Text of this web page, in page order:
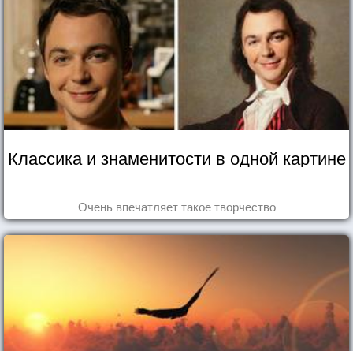
Классика и знаменитости в одной картине
Очень впечатляет такое творчество